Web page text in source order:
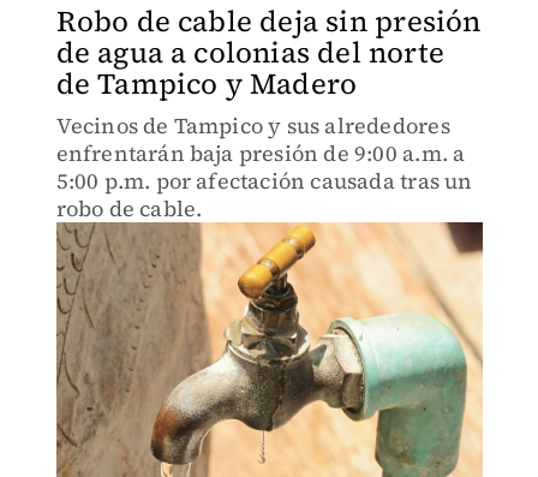
Robo de cable deja sin presión
de agua a colonias del norte
de Tampico y Madero
Vecinos de Tampico y sus alrededores
enfrentarán baja presión de 9:00 a.m. a
5:00 p.m. por afectación causada tras un
robo de cable.